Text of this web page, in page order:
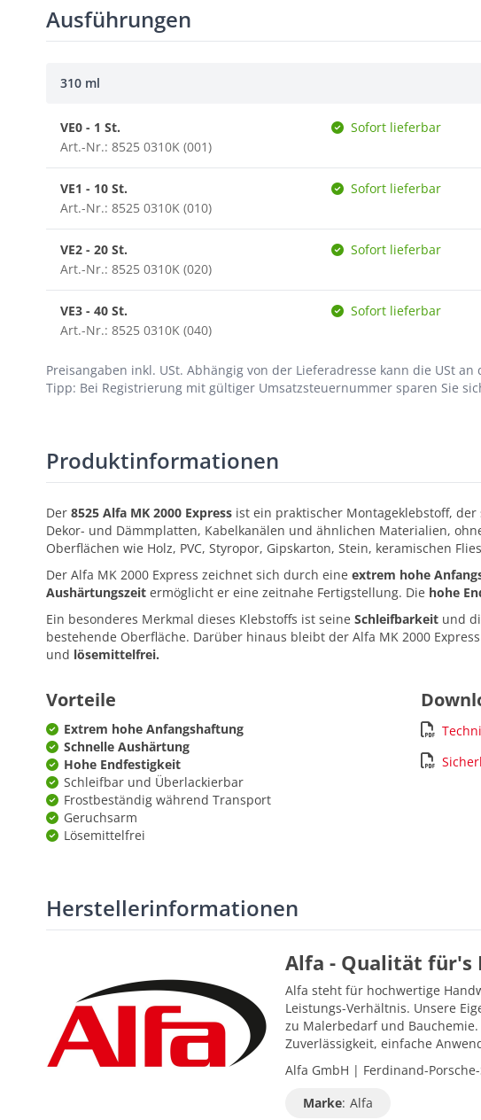
Ausführungen
310 ml
VE0 - 1 St.
Art.-Nr.: 8525 0310K (001)
Sofort lieferbar
VE1 - 10 St.
Art.-Nr.: 8525 0310K (010)
Sofort lieferbar
VE2 - 20 St.
Art.-Nr.: 8525 0310K (020)
Sofort lieferbar
VE3 - 40 St.
Art.-Nr.: 8525 0310K (040)
Sofort lieferbar
Preisangaben inkl. USt. Abhängig von der Lieferadresse kann die USt an
Tipp: Bei Registrierung mit gültiger Umsatzsteuernummer sparen Sie
Produktinformationen
Der 8525 Alfa MK 2000 Express ist ein praktischer Montageklebstoff,
Dekor- und Dämmplatten, Kabelkanälen und ähnlichen Materialien,
Oberflächen wie Holz, PVC, Styropor, Gipskarton, Stein, keramischen
Der Alfa MK 2000 Express zeichnet sich durch eine extrem hohe
Aushärtungszeit ermöglicht er eine zeitnahe Fertigstellung. Die hohe
Ein besonderes Merkmal dieses Klebstoffs ist seine Schleifbarkeit und
bestehende Oberfläche. Darüber hinaus bleibt der Alfa MK 2000
und lösemittelfrei.
Vorteile
Extrem hohe Anfangshaftung
Schnelle Aushärtung
Hohe Endfestigkeit
Schleifbar und Überlackierbar
Frostbeständig während Transport
Geruchsarm
Lösemittelfrei
Herstellerinformationen
Alfa - Qualität für's
Alfa steht für hochwertige
Leistungs-Verhältnis. Unsere
zu Malerbedarf und
Zuverlässigkeit, einfache
Alfa GmbH | Ferdinand-
Marke: Alfa